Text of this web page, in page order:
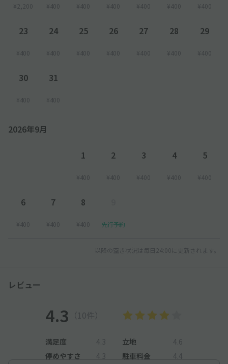
¥2,200 ¥400 ¥400 ¥400 ¥400 ¥400 ¥400
23
¥400
24
¥400
25
¥400
26
¥400
27
¥400
28
¥400
29
¥400
30
¥400
31
¥400
2026年9月
1
¥400
2
¥400
3
¥400
4
¥400
5
¥400
6
¥400
7
¥400
8
¥400 先行予約
以降の空き状況は毎日24:00に更新されます。
レビュー
4.3 （10件）
満足度 4.3 立地
4.6
停めやすさ
4.3 駐車料金 4.4